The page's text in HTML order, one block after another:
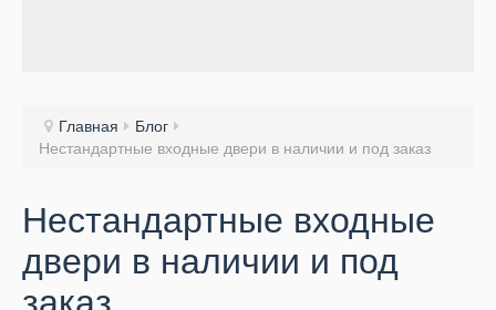
Главная
Блог
Нестандартные входные двери в наличии и под заказ
Нестандартные входные
двери в наличии и под